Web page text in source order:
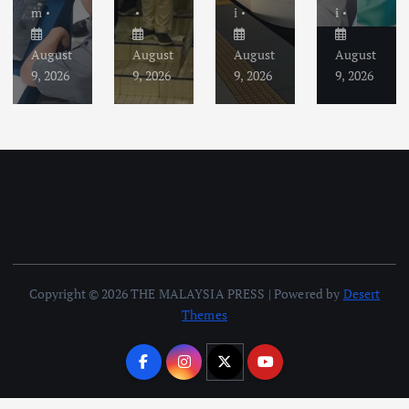
m
August
9, 2026
August
9, 2026
i
August
9, 2026
i
August
9, 2026
Copyright © 2026 THE MALAYSIA PRESS | Powered by Desert
Themes